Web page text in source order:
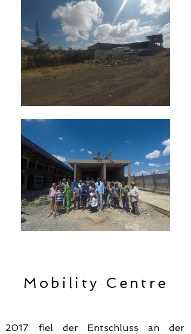
Mobility Centre
2017 fiel der Entschluss an der